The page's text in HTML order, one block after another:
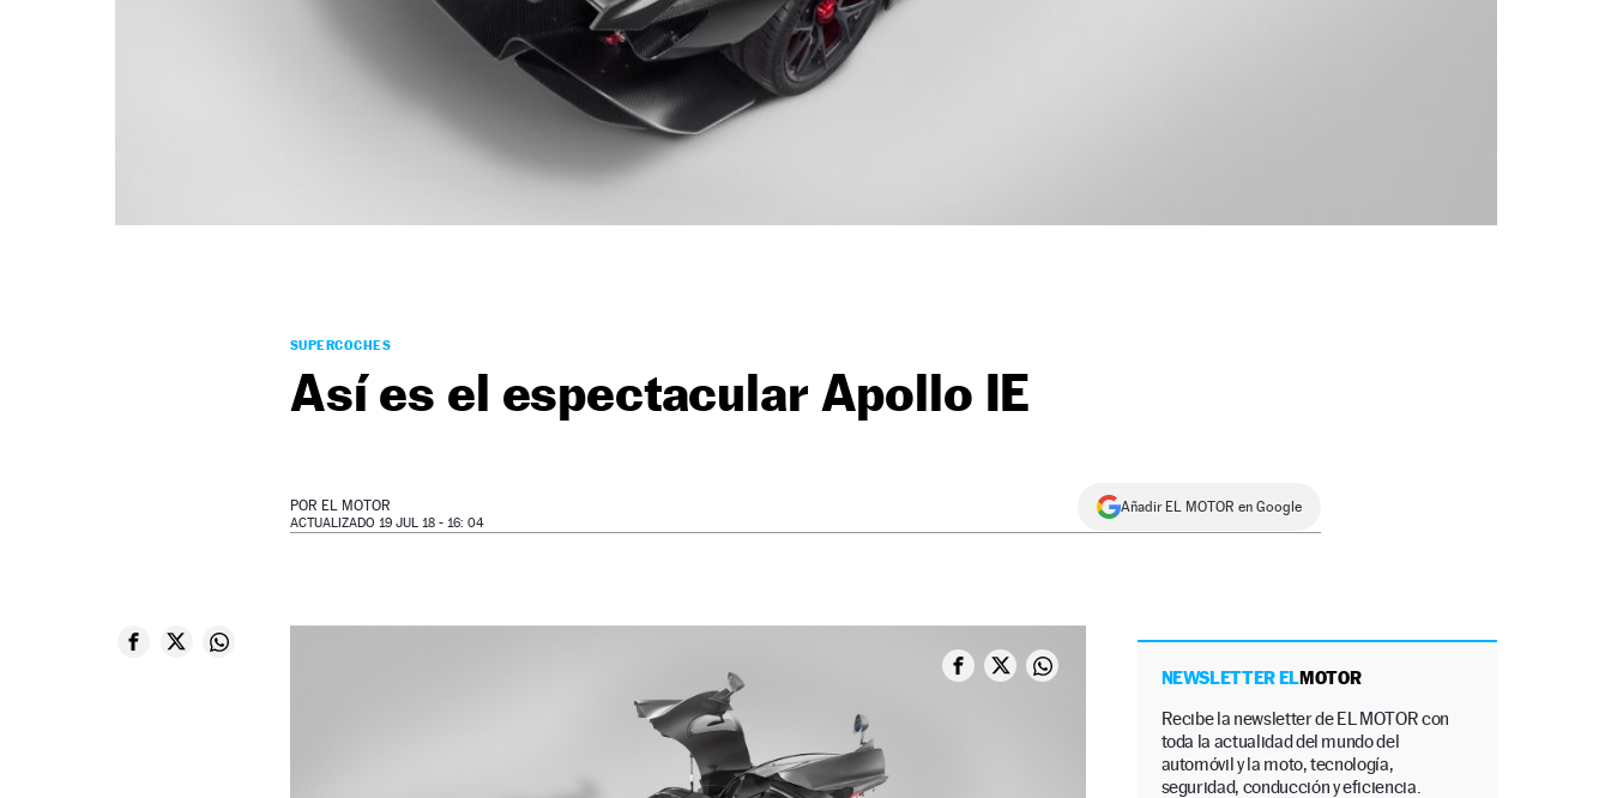
SUPERCOCHES
Así es el espectacular Apollo IE
POR EL MOTOR
ACTUALIZADO 19 JUL 18 - 16: 04
Añadir EL MOTOR en Google
NEWSLETTER ELMOTOR
Recibe la newsletter de EL MOTOR con
toda la actualidad del mundo del
automóvil y la moto, tecnología,
seguridad, conducción y eficiencia.